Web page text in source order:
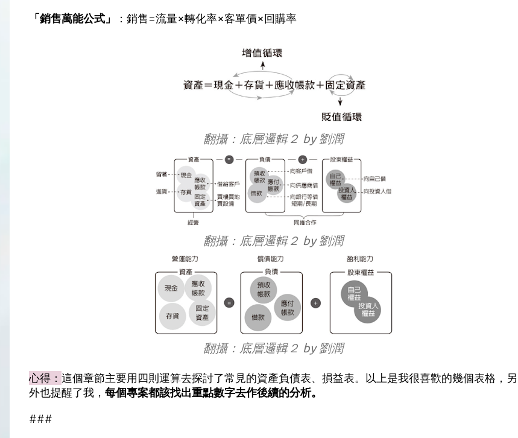
「銷售萬能公式」 ：銷售=流量×轉化率×客單價×回購率
翻攝：底層邏輯２ by 劉潤
翻攝：底層邏輯２ by 劉潤
翻攝：底層邏輯２ by 劉潤
心得： 這個章節主要用四則運算去探討了常見的資產負債表、損益表。以上是我很喜歡的幾個表格，另
外也提醒了我， 每個專案都該找出重點數字去作後續的分析。
###